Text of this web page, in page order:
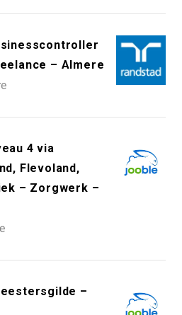
– Almere
4 via
Flevoland,
– Zorgwerk –
–